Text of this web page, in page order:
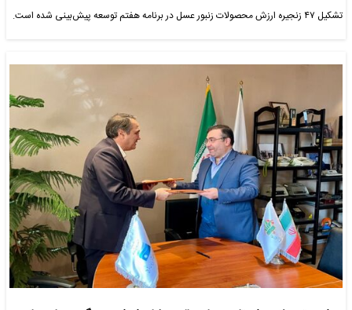
تشکیل ۴۷ زنجیره ارزش محصولات زنبور عسل در برنامه هفتم توسعه پیش‌بینی شده است.